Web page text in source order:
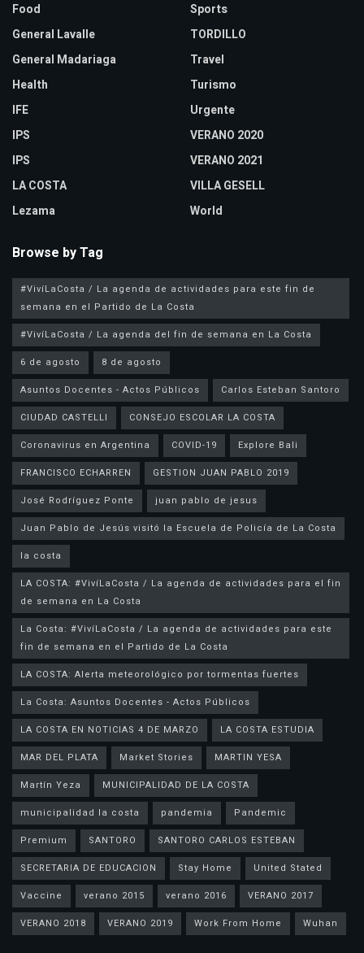
Food
General Lavalle
General Madariaga
Health
IFE
IPS
IPS
LA COSTA
Lezama
Sports
TORDILLO
Travel
Turismo
Urgente
VERANO 2020
VERANO 2021
VILLA GESELL
World
Browse by Tag
#VivíLaCosta / La agenda de actividades para este fin de
semana en el Partido de La Costa
#VivíLaCosta / La agenda del fin de semana en La Costa
6 de agosto
8 de agosto
Asuntos Docentes - Actos Públicos
Carlos Esteban Santoro
CIUDAD CASTELLI
CONSEJO ESCOLAR LA COSTA
Coronavirus en Argentina
COVID-19
Explore Bali
FRANCISCO ECHARREN
GESTION JUAN PABLO 2019
José Rodríguez Ponte
juan pablo de jesus
la costa
LA COSTA: #VivíLaCosta / La agenda de actividades para el fin
de semana en La Costa
La Costa: #VivíLaCosta / La agenda de actividades para este
fin de semana en el Partido de La Costa
LA COSTA: Alerta meteorológico por tormentas fuertes
La Costa: Asuntos Docentes - Actos Públicos
LA COSTA EN NOTICIAS 4 DE MARZO
LA COSTA ESTUDIA
MAR DEL PLATA
Market Stories
MARTIN YESA
Martín Yeza
MUNICIPALIDAD DE LA COSTA
municipalidad la costa
pandemia
Pandemic
Premium
SANTORO
SANTORO CARLOS ESTEBAN
SECRETARIA DE EDUCACION
Stay Home
United Stated
Vaccine
verano 2015 verano 2016
VERANO 2017
VERANO 2018
VERANO 2019 Work From Home Wuhan